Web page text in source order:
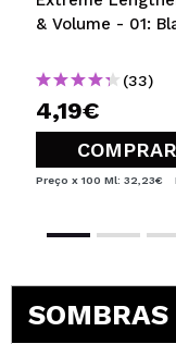
& Volume - 01:
(33)
4,19€
COMPRAR
Preço x 100 Ml: 32,23€